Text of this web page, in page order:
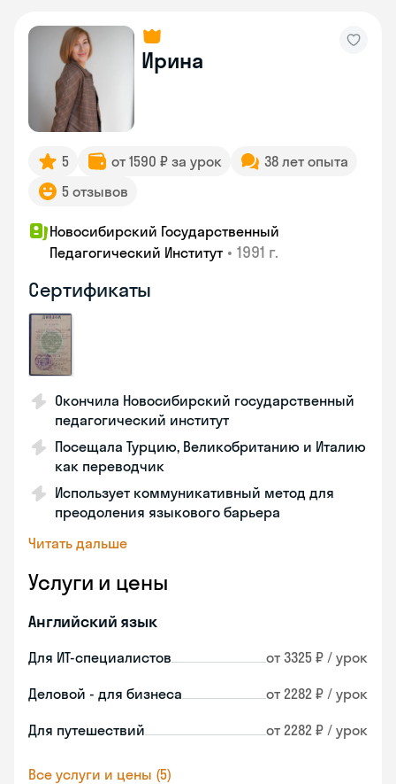
Ирина
5 от 1590 ₽ за урок
38 лет опыта
5 отзывов
Новосибирский Государственный
Педагогический Институт • 1991 г.
Сертификаты
Окончила Новосибирский государственный
педагогический институт
Посещала Турцию, Великобританию и Италию
как переводчик
Использует коммуникативный метод для
преодоления языкового барьера
Читать дальше
Услуги и цены
Английский язык
Для ИТ-специалистов от 3325 ₽ / урок
Деловой - для бизнеса от 2282 ₽ / урок
Для путешествий от 2282 ₽ / урок
Все услуги и цены (5)